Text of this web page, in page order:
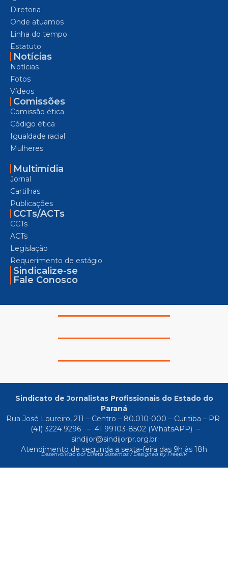
Diretoria
Onde atuamos
Linha do tempo
Estatuto
Notícias
Notícias
Fotos
Vídeos
Comissões
Comissão ética
Código ética
Igualdade racial
Mulheres
Multimídia
Jornal
Cartilhas
Publicações
CCTs/ACTs
CCTs
ACTs
Legislação
Requerimento de estágio
Sindicalize-se
Fale Conosco
Sindicato de Jornalistas Profissionais do Estado do
Paraná
Rua José Loureiro, 211 – Centro – 80.010-000 – Curitiba – PR
(41) 3224 9296
– 41 99103-8502(WhatsAPP) –
sindijor@sindijorpr.org.br
Atendimento de segunda a sexta-feira das 9h às 18h
Desenvolvido por Direta Sistemas /Designed by Freepik